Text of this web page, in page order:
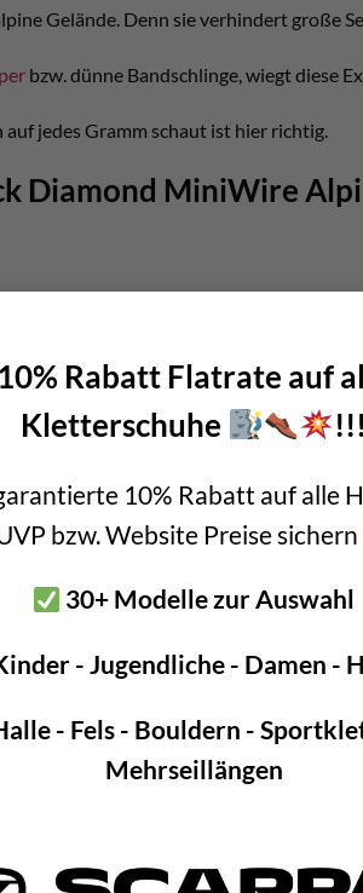
10% Rabatt Flatrate auf
Kletterschuhe
!!!
10% Rabatt auf alle
bzw. Website Preise sichern
30+ Modelle zur Auswahl
- Jugendliche - Damen -
- Fels - Bouldern -
Mehrseillängen
Gelände. Denn sie verhindert große
bzw. dünne Bandschlinge, wiegt diese
jedes Gramm schaut ist hier richtig.
Diamond MiniWire
offen – quer: 20kN – 7 kN – 7kN
Routen
(60cm) zu verwenden
„zick-zack“ Seilverläufen
MiniWire Alpine Express sind die
muss dieses Modell heiß
bzw. quer) in einem sehr guten